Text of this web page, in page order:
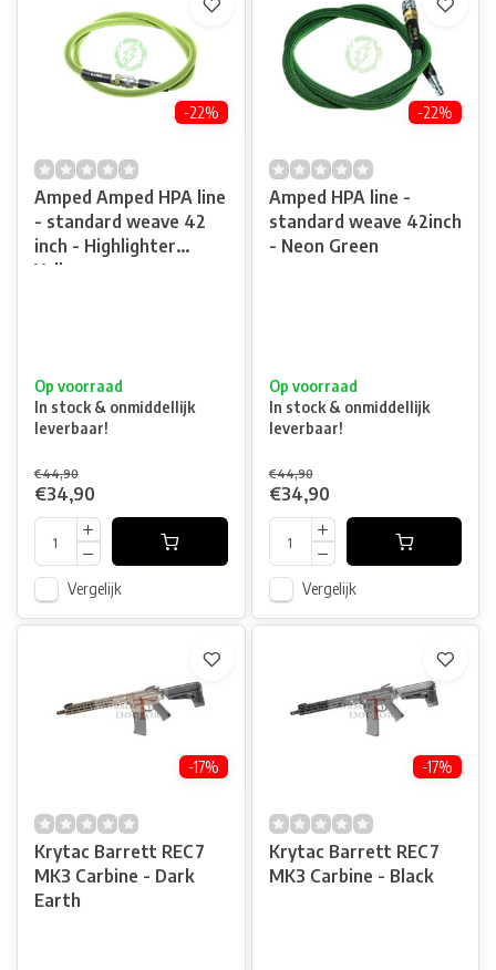
-22%
Amped Amped HPA line
- standard weave 42
inch - Highlighter
Yellow
Op voorraad
In stock & onmiddellijk
leverbaar!
€44,90
€34,90
Vergelijk
-22%
Amped HPA line -
standard weave 42inch
- Neon Green
Op voorraad
In stock & onmiddellijk
leverbaar!
€44,90
€34,90
Vergelijk
-17%
Krytac Barrett REC7
MK3 Carbine - Dark
Earth
-17%
Krytac Barrett REC7
MK3 Carbine - Black